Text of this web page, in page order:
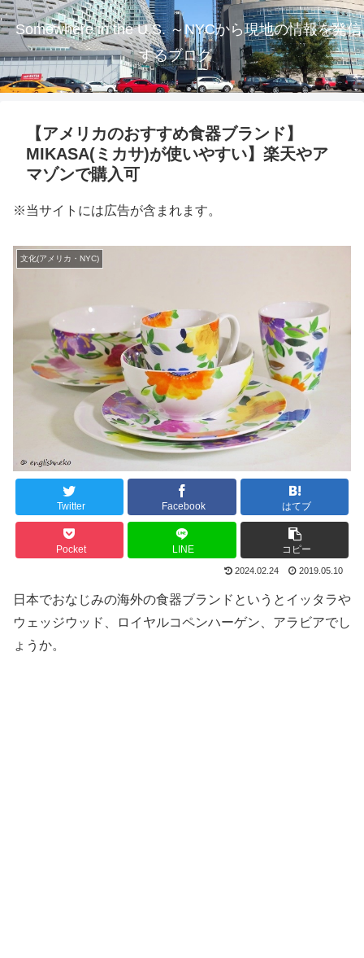
Somewhere in the U.S. ～NYCから現地の情報を発信
するブログ
【アメリカのおすすめ食器ブランド】
MIKASA(ミカサ)が使いやすい】楽天やア
マゾンで購入可
※当サイトには広告が含まれます。
文化(アメリカ・NYC)
Twitter Facebook はてブ
Pocket LINE コピー
2024.02.24 2019.05.10
日本でおなじみの海外の食器ブランドというとイッタラや
ウェッジウッド、ロイヤルコペンハーゲン、アラビアでし
ょうか。